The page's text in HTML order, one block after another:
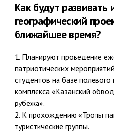
Как будут развивать
географический
ближайшее время?
1. Планируют проведение
патриотических
студентов на базе полевого
комплекса «Казанский
рубежа».
2. К прохождению «Тропы
туристические группы.